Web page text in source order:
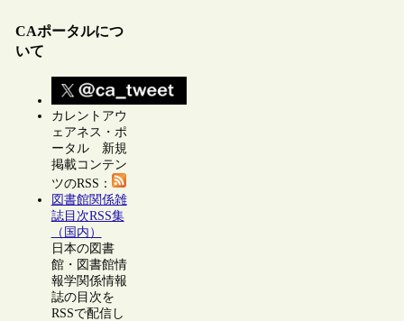
CAポータルにつ
いて
カレントアウ
ェアネス・ポ
ータル 新規
掲載コンテン
ツのRSS：
図書館関係雑
誌目次RSS集
（国内）
日本の図書
館・図書館情
報学関係情報
誌の目次を
RSSで配信し